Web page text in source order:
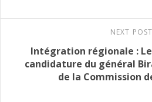
NEXT POST
Intégration régionale :
candidature du général
de la Commission